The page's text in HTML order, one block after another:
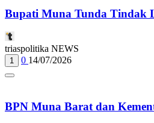
Bupati Muna Tunda Tindak
triaspolitika NEWS
1 0 14/07/2026
BPN Muna Barat dan